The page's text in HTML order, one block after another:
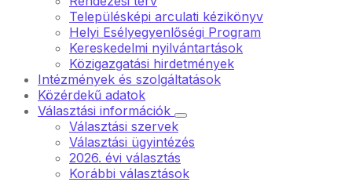
Településképi arculati kézikönyv
Helyi Esélyegyenlőségi Program
Kereskedelmi nyilvántartások
Közigazgatási hirdetmények
Intézmények és szolgáltatások
Közérdekű adatok
Választási információk
Választási szervek
Választási ügyintézés
2026. évi választás
Korábbi választások